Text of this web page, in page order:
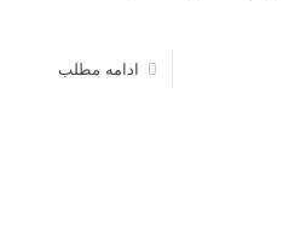
ادامه مطلب